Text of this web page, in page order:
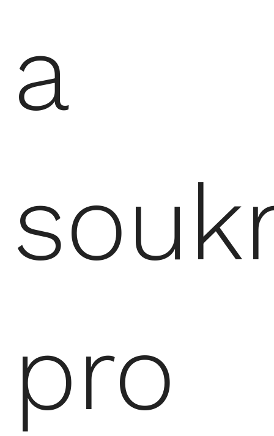
a
pro